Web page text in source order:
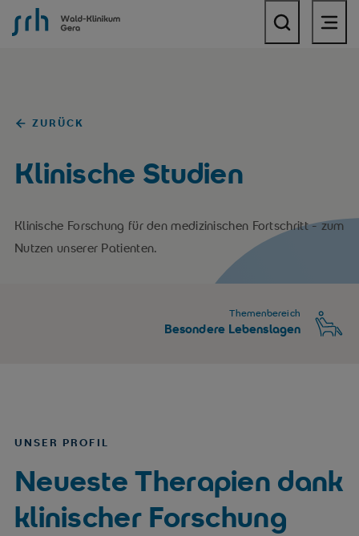
SRH Wald-Klinikum Gera
ZURÜCK
Klinische Studien
Klinische Forschung für den medizinischen Fortschritt - zum
Nutzen unserer Patienten.
Themenbereich
Besondere Lebenslagen
UNSER PROFIL
Neueste Therapien dank
klinischer Forschung